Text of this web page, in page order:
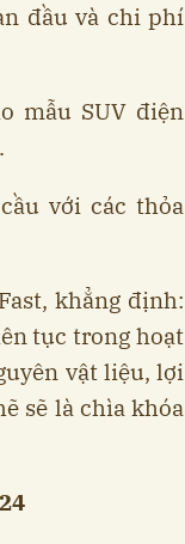
đầu và chi phí
mẫu SUV điện
với các thỏa
khẳng định:
tục trong hoạt
vật liệu, lợi
sẽ là chìa khóa